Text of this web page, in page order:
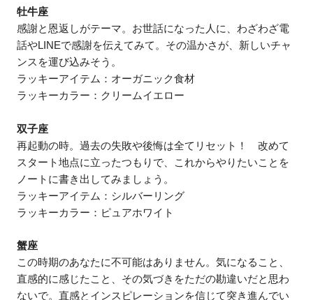
牡牛座
感謝と恩返しがテーマ。お世話になった人に、わざわざ電
話やLINEで感謝を伝えてみて。その温かさが、新しいチャ
ンスを運び込みそう。
ラッキーアイテム：オーガニック食材
ラッキーカラー：クリームイエロー
双子座
再起動の時。過去の失敗や後悔は全てリセット！ 改めて
スタート地点に立ったつもりで、これからやりたいことを
ノートに書き出してみましょう。
ラッキーアイテム：シルバーリング
ラッキーカラー：ピュアホワイト
蟹座
この時期のあなたに不可能はありません。気になること、
直感的に感じたこと、その気づきをただの勘違いだと思わ
ないで。直感とインスピレーションを信じて突き進んでい